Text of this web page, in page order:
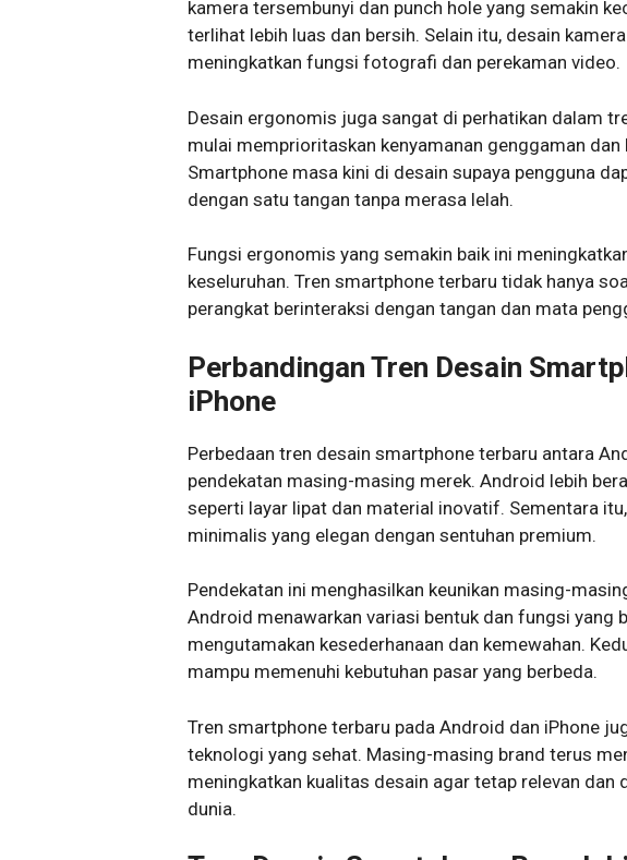
kamera tersembunyi dan punch hole yang semakin
terlihat lebih luas dan bersih. Selain itu, desain
meningkatkan fungsi fotografi dan perekaman video.
Desain ergonomis juga sangat di perhatikan dalam
mulai memprioritaskan kenyamanan genggaman
Smartphone masa kini di desain supaya pengguna
dengan satu tangan tanpa merasa lelah.
Fungsi ergonomis yang semakin baik ini
keseluruhan. Tren smartphone terbaru tidak hanya
perangkat berinteraksi dengan tangan dan mata
Perbandingan Tren Desain
iPhone
Perbedaan tren desain smartphone terbaru antara
pendekatan masing-masing merek. Android lebih
seperti layar lipat dan material inovatif. Sementara
minimalis yang elegan dengan sentuhan premium.
Pendekatan ini menghasilkan keunikan masing-
Android menawarkan variasi bentuk dan fungsi yang
mengutamakan kesederhanaan dan kemewahan.
mampu memenuhi kebutuhan pasar yang berbeda.
Tren smartphone terbaru pada Android dan iPhone
teknologi yang sehat. Masing-masing brand terus
meningkatkan kualitas desain agar tetap relevan dan
dunia.